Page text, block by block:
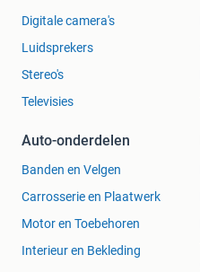
Digitale camera's
Luidsprekers
Stereo's
Televisies
Auto-onderdelen
Banden en Velgen
Carrosserie en Plaatwerk
Motor en Toebehoren
Interieur en Bekleding